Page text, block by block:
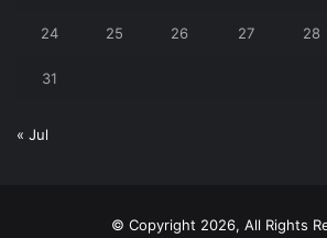
24 25 26 27 28
31
« Jul
© Copyright 2026, All Rights